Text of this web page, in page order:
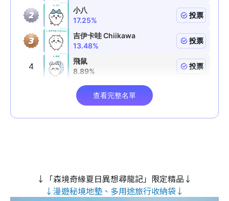
↓「森境奇緣夏日異想尋龍記」限定精品↓
↓漫遊秘境地墊、多用途旅行收納袋↓